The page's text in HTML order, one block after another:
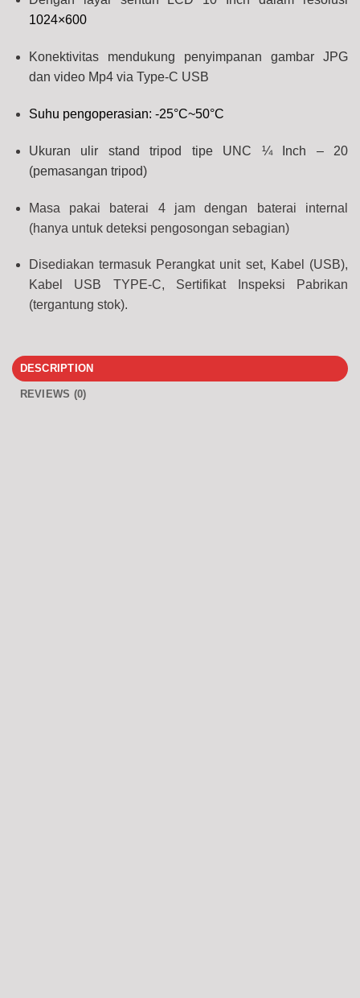
1024×600
Konektivitas mendukung penyimpanan gambar JPG
dan video Mp4 via Type-C USB
Suhu pengoperasian: -25°C~50°C
Ukuran ulir stand tripod tipe UNC ¼ Inch – 20
(pemasangan tripod)
Masa pakai baterai 4 jam dengan baterai internal
(hanya untuk deteksi pengosongan sebagian)
Disediakan termasuk Perangkat unit set, Kabel (USB),
Kabel USB TYPE-C, Sertifikat Inspeksi Pabrikan
(tergantung stok).
DESCRIPTION
REVIEWS (0)